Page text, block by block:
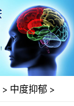
> 中度抑郁>